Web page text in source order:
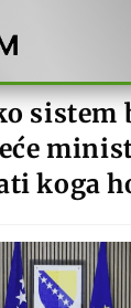
sistem
koga